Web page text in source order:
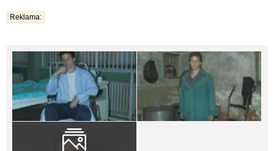
Reklama: